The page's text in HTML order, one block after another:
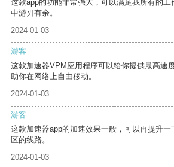
这款app的功能非常强大，可以满足我所有的
中游刃有余。
2024-01-03
游客
这款加速器VPM应用程序可以给你提供最高速
助你在网络上自由移动。
2024-01-03
游客
这款加速器app的加速效果一般，可以再提升
区的线路。
2024-01-03